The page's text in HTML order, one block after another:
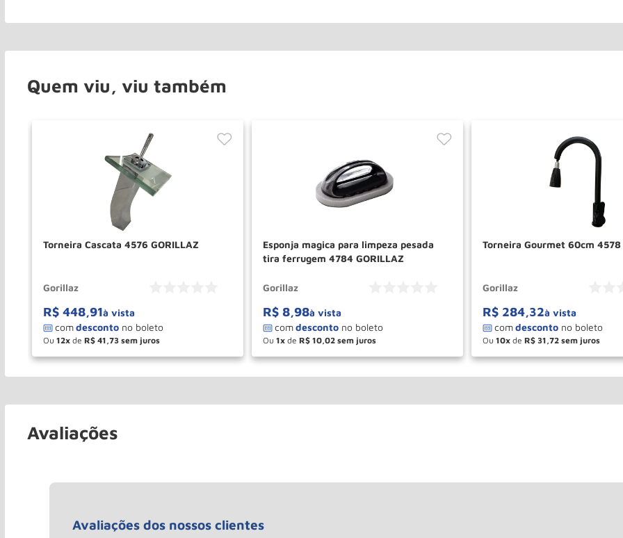
Quem viu, viu também
Torneira Cascata 4576 GORILLAZ
Gorillaz
R$ 448,91à vista
Ou 12 de R$ 41 73
＋
－ COMPRAR
Esponja magica para limpeza pesada
tira ferrugem 4784 GORILLAZ
Gorillaz
R$ 8,98à vista
Ou 1 de R$ 10 02
＋
－ COMPRAR
Torneira Gourmet 60cm 4578
Gorillaz
R$ 284,32à vista
Ou 10 de R$ 31 72
＋
－
Avaliações
Avaliações dos nossos clientes